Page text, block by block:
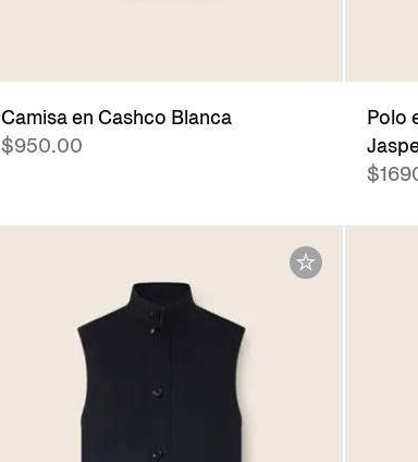
Camisa en Cashco Blanca
$950.00
Polo